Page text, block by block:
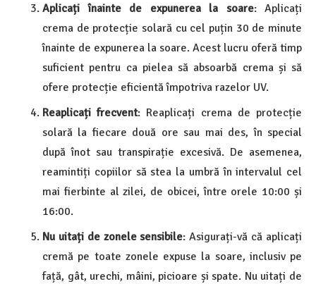
Aplicați înainte de expunerea la soare: Aplicați
crema de protecție solară cu cel puțin 30 de minute
înainte de expunerea la soare. Acest lucru oferă timp
suficient pentru ca pielea să absoarbă crema și să
ofere protecție eficientă împotriva razelor UV.
Reaplicați frecvent: Reaplicați crema de protecție
solară la fiecare două ore sau mai des, în special
după înot sau transpirație excesivă. De asemenea,
reamintiți copiilor să stea la umbră în intervalul cel
mai fierbinte al zilei, de obicei, între orele 10:00 și
16:00.
Nu uitați de zonele sensibile: Asigurați-vă că aplicați
cremă pe toate zonele expuse la soare, inclusiv pe
față, gât, urechi, mâini, picioare și spate. Nu uitați de